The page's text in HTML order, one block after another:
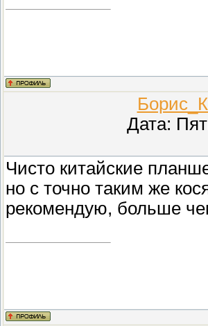
Дата:
Чисто китайские
но с точно таким же
рекомендую, больше